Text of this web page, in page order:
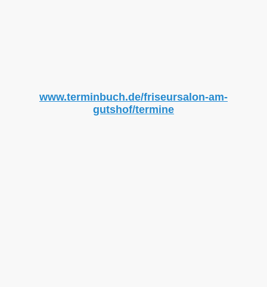
www.terminbuch.de/friseursalon-am-
gutshof/termine